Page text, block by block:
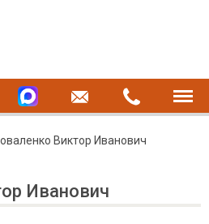
Виктор Иванович
Иванович